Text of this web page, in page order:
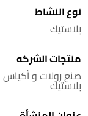
نوع النشاط
بلاستيك
منتجات الشركه
صنع رولات و
بلاستيك